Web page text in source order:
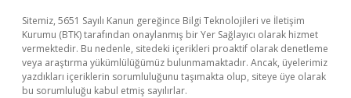
Sitemiz, 5651 Sayılı Kanun gereğince Bilgi Teknolojileri ve İletişim
Kurumu (BTK) tarafından onaylanmış bir Yer Sağlayıcı olarak hizmet
vermektedir. Bu nedenle, sitedeki içerikleri proaktif olarak denetleme
veya araştırma yükümlülüğümüz bulunmamaktadır. Ancak, üyelerimiz
yazdıkları içeriklerin sorumluluğunu taşımakta olup, siteye üye olarak
bu sorumluluğu kabul etmiş sayılırlar.